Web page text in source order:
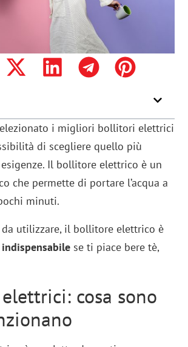
i migliori bollitori elettrici
di scegliere quello più
Il bollitore elettrico è un
che permette di portare l’acqua a
minuti.
da utilizzare, il bollitore elettrico è
se ti piace bere tè,
cosa sono